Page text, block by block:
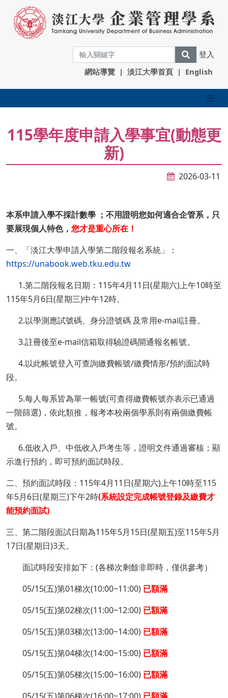
登入
網站導覽 | 淡江大學首頁 | English
115學年度申請入學事宜(動態更
新)
2026-03-11
本系申請入學不採計數學 ；不用證明您如何適合企管系，只
要展現個人特色， 您才是重心所在！
一、「淡江大學申請入學第二階段報名系統」：
https://unabook.web.tku.edu.tw
1.第二階段報名日期：115年4月11日(星期六)上午10時至
115年5月6日(星期三)中午12時。
2.以學測應試號碼、身分證號碼 及常用e-mail註冊。
3.註冊後至e-mail信箱取得驗證碼開通報名帳號。
4.以此帳號登入可查詢繳費帳號/繳費情形/預約面試時
段。
5.每人每系皆為單一帳號(可查得繳費帳號亦表示已通過
一階篩選)，依此類推，報考本校兩個學系則有兩個繳費帳
號。
6.低收入戶、中低收入戶考生等，證明文件通過審核；顯
示進行預約，即可預約面試時段。
二、預約面試時段：115年4月11日(星期六)上午10時至115
年5月6日(星期三)下午2時(系統設定完成帳號登錄及繳費才
能預約面試)
三、第二階段面試日期為115年5月15日(星期五)至115年5月
17日(星期日)3天。
面試時段安排如下：(各梯次剩餘非即時，僅供參考）
05/15(五)第01梯次(10:00~11:00) 已額滿
05/15(五)第02梯次(11:00~12:00) 已額滿
05/15(五)第03梯次(13:00~14:00) 已額滿
05/15(五)第04梯次(14:00~15:00) 已額滿
05/15(五)第05梯次(15:00~16:00) 已額滿